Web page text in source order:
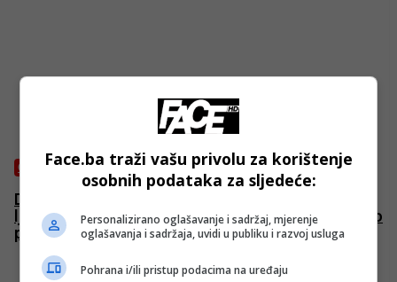
OSTALO
Denzel Washington treći put u ulozi najpoznatijeg
ljudskog „Pravednika“: Akcijski triler i sjajna priča o
povratku (izgubljene) ljudskosti
Face.ba traži vašu privolu za korištenje
osobnih podataka za sljedeće:
Personalizirano oglašavanje i sadržaj, mjerenje
oglašavanja i sadržaja, uvidi u publiku i razvoj usluga
Pohrana i/ili pristup podacima na uređaju